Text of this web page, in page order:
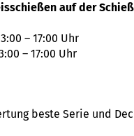
auf der
– 17:00 Uhr
– 17:00 Uhr
beste Serie und